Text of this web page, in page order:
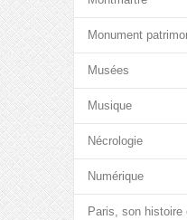
Monument
Musées
Musique
Nécrologie
Numérique
Paris, son histoire